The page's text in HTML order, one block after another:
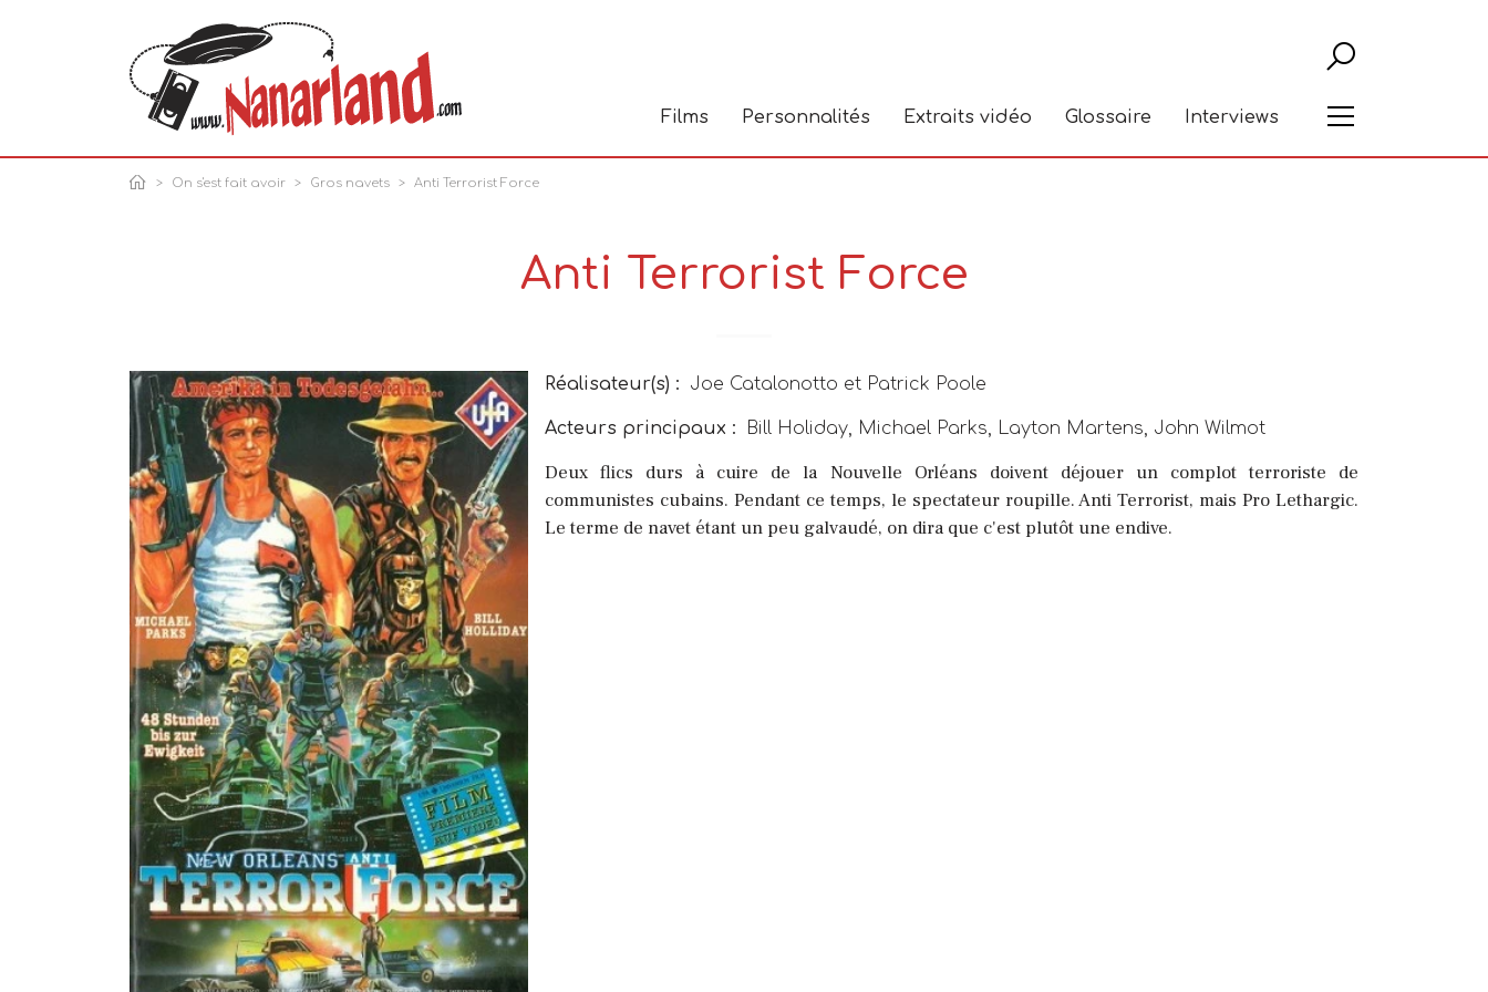
Films Personnalités Extraits vidéo Glossaire Interviews
On s'est fait avoir Gros navets Anti Terrorist Force
Anti Terrorist Force
Réalisateur(s) : Joe Catalonotto et Patrick Poole
Acteurs principaux : Bill Holiday, Michael Parks, Layton Martens, John Wilmot
Deux flics durs à cuire de la Nouvelle Orléans doivent déjouer un complot terroriste de
communistes cubains. Pendant ce temps, le spectateur roupille. Anti Terrorist, mais Pro Lethargic.
Le terme de navet étant un peu galvaudé, on dira que c'est plutôt une endive.